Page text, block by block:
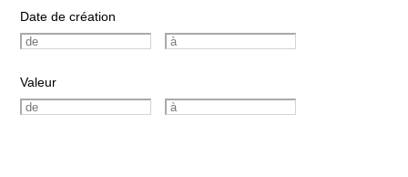
Date de création
Valeur